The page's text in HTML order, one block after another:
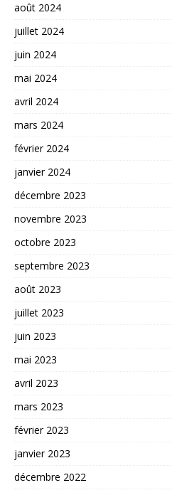
août 2024
juillet 2024
juin 2024
mai 2024
avril 2024
mars 2024
février 2024
janvier 2024
décembre 2023
novembre 2023
octobre 2023
septembre 2023
août 2023
juillet 2023
juin 2023
mai 2023
avril 2023
mars 2023
février 2023
janvier 2023
décembre 2022